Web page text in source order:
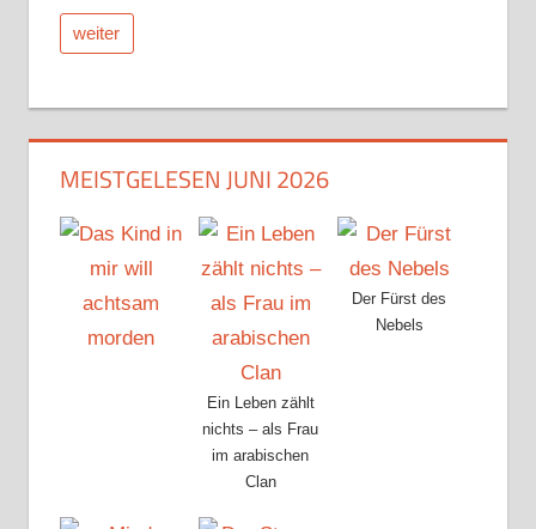
weiter
MEISTGELESEN JUNI 2026
Ein Leben zählt
nichts – als Frau
im arabischen
Clan
Der Fürst des
Nebels